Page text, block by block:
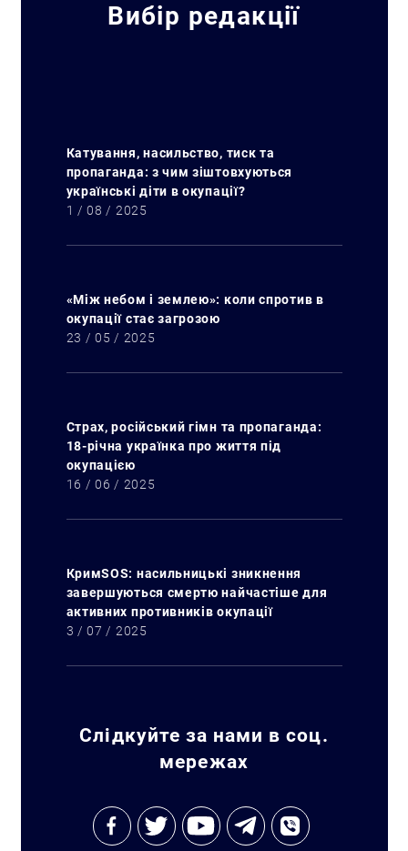
Вибір редакції
Катування, насильство, тиск та
пропаганда: з чим зіштовхуються
українські діти в окупації?
1 / 08 / 2025
«Між небом і землею»: коли спротив в
окупації стає загрозою
23 / 05 / 2025
Страх, російський гімн та пропаганда:
18-річна українка про життя під
окупацією
16 / 06 / 2025
КримSOS: насильницькі зникнення
завершуються смертю найчастіше для
активних противників окупації
3 / 07 / 2025
Слідкуйте за нами в соц.
мережах